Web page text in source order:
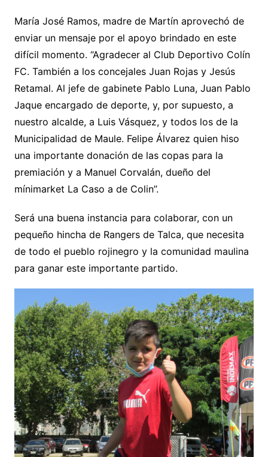
María José Ramos, madre de Martín aprovechó de
enviar un mensaje por el apoyo brindado en este
difícil momento. “Agradecer al Club Deportivo Colín
FC. También a los concejales Juan Rojas y Jesús
Retamal. Al jefe de gabinete Pablo Luna, Juan Pablo
Jaque encargado de deporte, y, por supuesto, a
nuestro alcalde, a Luis Vásquez, y todos los de la
Municipalidad de Maule. Felipe Álvarez quien hiso
una importante donación de las copas para la
premiación y a Manuel Corvalán, dueño del
mínimarket La Caso a de Colin”.
Será una buena instancia para colaborar, con un
pequeño hincha de Rangers de Talca, que necesita
de todo el pueblo rojinegro y la comunidad maulina
para ganar este importante partido.